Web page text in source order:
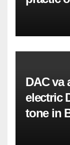
DAC va
electric
tone in